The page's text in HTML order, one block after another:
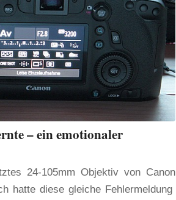
– ein emotionaler
24-105mm Objektiv von Canon
hatte diese gleiche Fehlermeldung